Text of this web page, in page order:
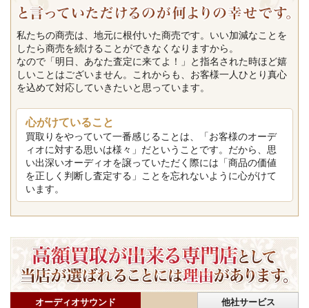
私たちの商売は、地元に根付いた商売です。いい加減なことを
したら商売を続けることができなくなりますから。
なので「明日、あなた査定に来てよ！」と指名された時ほど嬉
しいことはございません。これからも、お客様一人ひとり真心
を込めて対応していきたいと思っています。
心がけていること
買取りをやっていて一番感じることは、「お客様のオーデ
ィオに対する思いは様々」だということです。だから、思
い出深いオーディオを譲っていただく際には「商品の価値
を正しく判断し査定する」ことを忘れないように心がけて
います。
オーディオサウンド 他社サービス